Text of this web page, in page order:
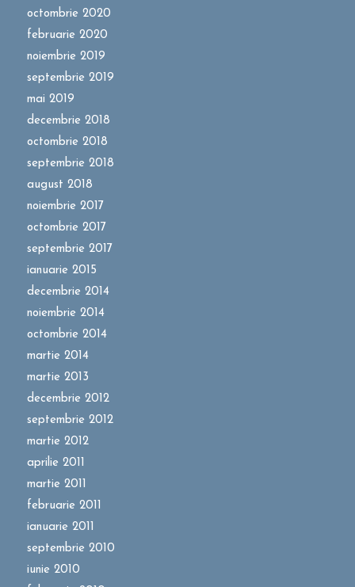
octombrie 2020
februarie 2020
noiembrie 2019
septembrie 2019
mai 2019
decembrie 2018
octombrie 2018
septembrie 2018
august 2018
noiembrie 2017
octombrie 2017
septembrie 2017
ianuarie 2015
decembrie 2014
noiembrie 2014
octombrie 2014
martie 2014
martie 2013
decembrie 2012
septembrie 2012
martie 2012
aprilie 2011
martie 2011
februarie 2011
ianuarie 2011
septembrie 2010
iunie 2010